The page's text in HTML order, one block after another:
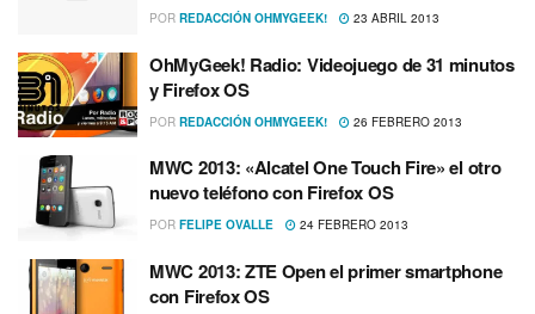
POR REDACCIÓN OHMYGEEK! 23 ABRIL 2013
OhMyGeek! Radio: Videojuego de 31 minutos
y Firefox OS
POR REDACCIÓN OHMYGEEK! 26 FEBRERO 2013
MWC 2013: «Alcatel One Touch Fire» el otro
nuevo teléfono con Firefox OS
POR FELIPE OVALLE 24 FEBRERO 2013
MWC 2013: ZTE Open el primer smartphone
con Firefox OS